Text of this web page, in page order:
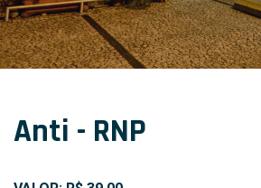
Anti - RNP